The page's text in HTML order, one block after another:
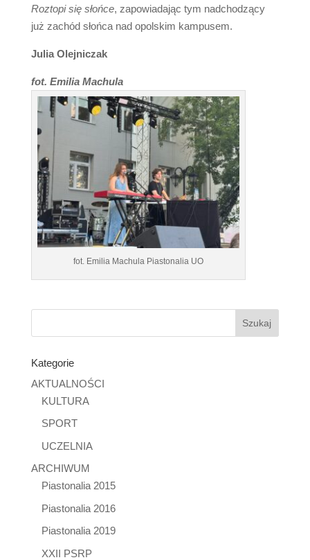
Roztopi się słońce, zapowiadając tym nadchodzący
już zachód słońca nad opolskim kampusem.
Julia Olejniczak
fot. Emilia Machula
fot. Emilia Machula Piastonalia UO
Kategorie
AKTUALNOŚCI
KULTURA
SPORT
UCZELNIA
ARCHIWUM
Piastonalia 2015
Piastonalia 2016
Piastonalia 2019
XXII PSRP